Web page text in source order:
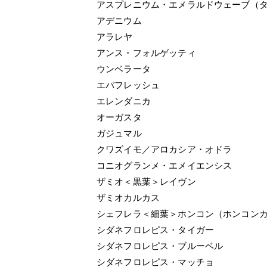
アスプレニウム・エメラルドウェーブ（タ
アデニウム
アラレヤ
アンス・フォルゲッティ
ウンベラータ
エバフレッシュ
エレンダニカ
オーガスタ
ガジュマル
クワズイモ／アロカシア・オドラ
コニオグランメ・エメイエンシス
ザミオ＜黒葉＞レイヴン
ザミオカルカス
シェフレラ＜細葉＞ホンコン（ホンコンカ
シダネフロレピス・タイガー
シダネフロレピス・ブルーベル
シダネフロレピス・マッチョ